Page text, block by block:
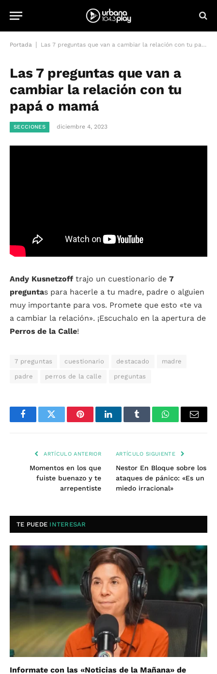
Portada Las 7 preguntas que van a cambiar la relación con tu papá o mamá
Las 7 preguntas que van a
cambiar la relación con tu
papá o mamá
SECCIONES diciembre 4, 2023
Andy Kusnetzoff trajo un cuestionario de 7
preguntas para hacerle a tu madre, padre o alguien
muy importante para vos. Promete que esto «te va
a cambiar la relación». ¡Escuchalo en la apertura de
Perros de la Calle!
7 preguntas cuestionario destacado madre
padre perros de la calle preguntas
FacebookTwitter PinterestLinkedInTumblr WhatsAppEmail
ARTÍCULO ANTERIOR
Momentos en los que
fuiste buenazo y te
arrepentiste
ARTÍCULO SIGUIENTE
Nestor En Bloque sobre los
ataques de pánico: «Es un
miedo irracional»
TE PUEDE INTERESAR
Informate con las «Noticias de la Mañana» de